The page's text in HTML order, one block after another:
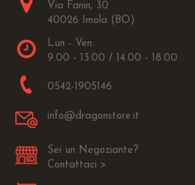
Via Fanin, 30
40026 Imola (BO)
Lun - Ven:
9.00 - 13.00 / 14.00 - 18.00
0542-1905146
info@dragonstore.it
Sei un Negoziante?
Contattaci >